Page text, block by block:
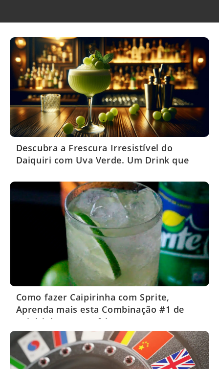
Descubra a Frescura Irresistível do
Daiquiri com Uva Verde. Um Drink que
Como fazer Caipirinha com Sprite,
Aprenda mais esta Combinação #1 de
Caipirinha com Refrigerante!